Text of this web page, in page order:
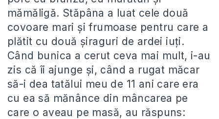
mămăligă. Stăpâna a luat cele două
covoare mari și frumoase pentru care a
plătit cu două șiraguri de ardei iuți.
Când bunica a cerut ceva mai mult, i-au
zis că îi ajunge și, când a rugat măcar
să-i dea tatălui meu de 11 ani care era
cu ea să mănânce din mâncarea pe
care o aveau pe masă, au răspuns: